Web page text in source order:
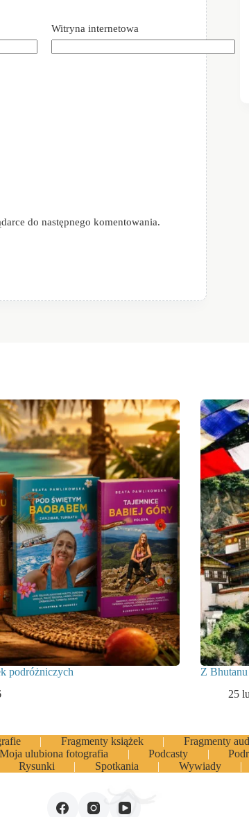
Witryna internetowa
do następnego komentowania.
podróżniczych
Z
25
Fragmenty książek Fragmenty
Moja ulubiona fotografia Podcasty
Rysunki Spotkania Wywiady